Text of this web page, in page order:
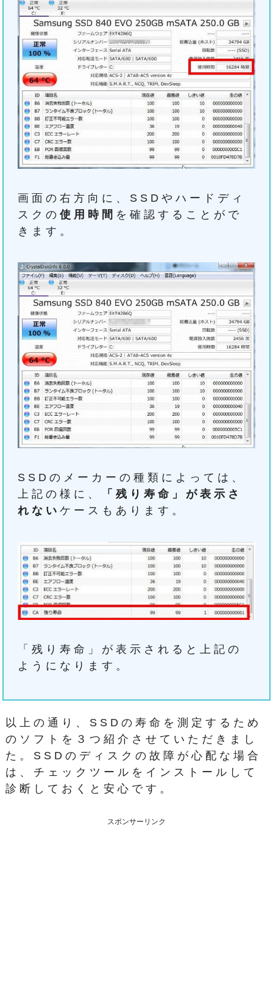
画面の右方向に、SSDやハードディ
スクの使用時間 を確認することがで
きます。
SSDのメーカーの種類によっては、
上記の様に、
「残り寿命」が表示さ
れないケースもあります。
「残り寿命」が表示されると上記の
ようになります。
以上の通り、SSDの寿命を測定するため
のソフトを３つ紹介させていただきまし
た。SSDのディスクの故障が心配な場合
は、チェックツールをインストールして
診断しておくと安心です。
スポンサーリンク